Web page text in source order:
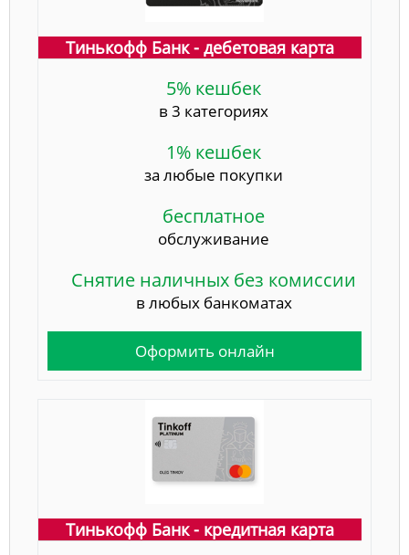
Тинькофф Банк - дебетовая карта
5% кешбек
в 3 категориях
1% кешбек
за любые покупки
бесплатное
обслуживание
Снятие наличных без комиссии
в любых банкоматах
Оформить онлайн
Тинькофф Банк - кредитная карта